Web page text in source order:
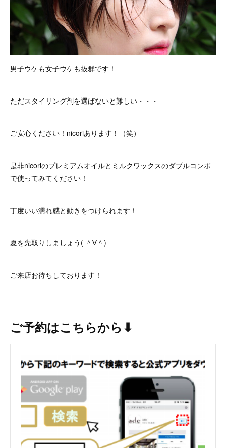
男子ウケも女子ウケも抜群です！
ただスタイリング剤を選ばないと難しい・・・
ご安心ください！nicoriあります！（笑）
是非nicoriのプレミアムオイルとミルクワックスのダブルコンボ
で使ってみてください！
丁度いい濡れ感と動きをつけられます！
夏を先取りしましょう( ＾∀＾)
ご来店お待ちしております！
ご予約はこちらから⬇︎